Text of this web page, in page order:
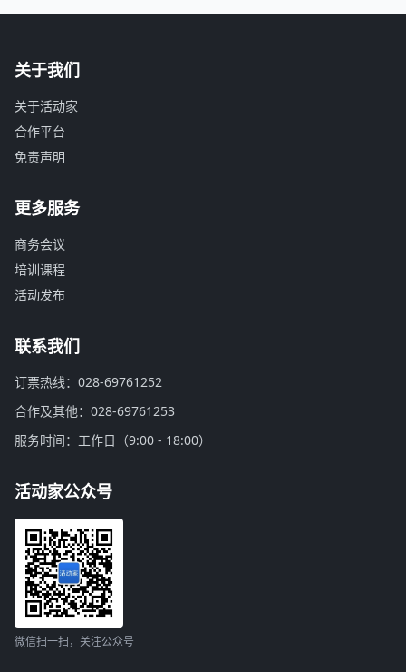
关于我们
关于活动家
合作平台
免责声明
更多服务
商务会议
培训课程
活动发布
联系我们
订票热线：028-69761252
合作及其他：028-69761253
服务时间：工作日（9:00 - 18:00）
活动家公众号
微信扫一扫，关注公众号